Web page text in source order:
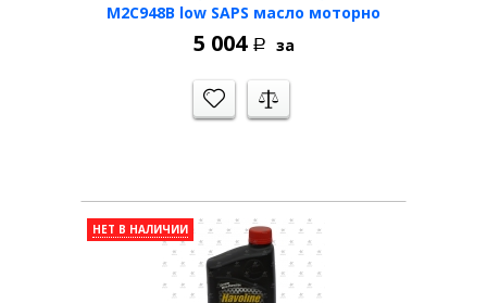
M2C948B low SAPS масло моторно
5 004 Р за
НЕТ В НАЛИЧИИ